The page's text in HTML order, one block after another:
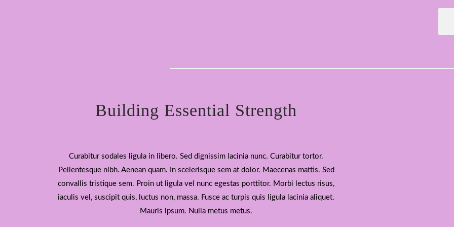
Building Essential Strength
Curabitur sodales ligula in libero. Sed dignissim lacinia nunc. Curabitur tortor.
Pellentesque nibh. Aenean quam. In scelerisque sem at dolor. Maecenas mattis. Sed
convallis tristique sem. Proin ut ligula vel nunc egestas porttitor. Morbi lectus risus,
iaculis vel, suscipit quis, luctus non, massa. Fusce ac turpis quis ligula lacinia aliquet.
Mauris ipsum. Nulla metus metus.